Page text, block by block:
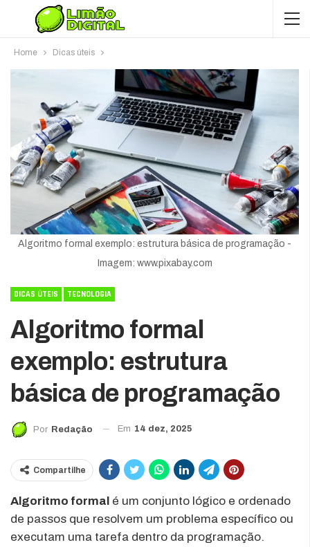
Home Dicas úteis
Algoritmo formal exemplo: estrutura básica de programação -
Imagem: www.pixabay.com
DICAS ÚTEIS TECNOLOGIA
Algoritmo formal
exemplo: estrutura
básica de programação
Por Redação Em 14 dez, 2025
Compartilhe
Algoritmo formal é um conjunto lógico e ordenado
de passos que resolvem um problema específico ou
executam uma tarefa dentro da programação.